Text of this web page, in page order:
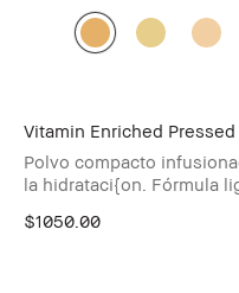
Vitamin Enriched
Polvo compacto
la hidrataci{on. Fórmula
$1050.00